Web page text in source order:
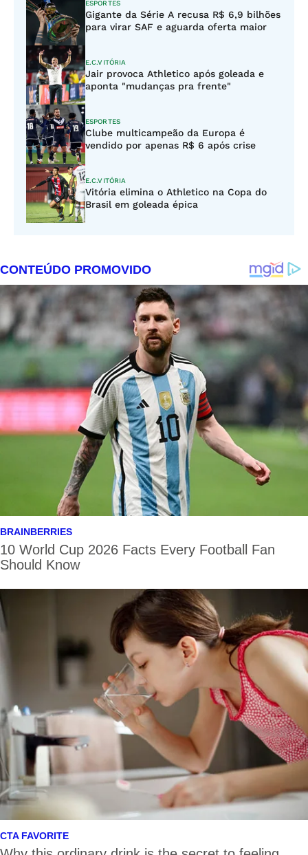
ESPORTES
Gigante da Série A recusa R$ 6,9 bilhões
para virar SAF e aguarda oferta maior
E.C.VITÓRIA
Jair provoca Athletico após goleada e
aponta "mudanças pra frente"
ESPORTES
Clube multicampeão da Europa é
vendido por apenas R$ 6 após crise
E.C.VITÓRIA
Vitória elimina o Athletico na Copa do
Brasil em goleada épica